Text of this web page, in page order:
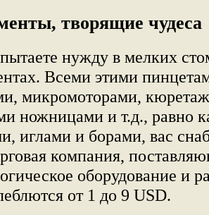
творящие чудеса
нужду в мелких
Всеми этими
микромоторами,
ножницами и т.д., равно
иглами и борами, вас
компания,
оборудование и
от 1 до 9 USD.